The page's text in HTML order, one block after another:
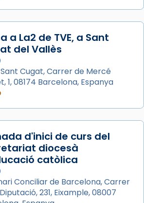
Barcelona, el cardenal Joan
presidit la missa i l’ha
bisbe auxiliar de Barcelona,
de Barcelona
santes Juliana i
verges i màrtirs.
a La2 de TVE, a Sant
del Vallès
Sant Cugat, Carrer de Mercé
1, 08174 Barcelona, Espanya
d'inici de curs del
diocesà
catòlica
Conciliar de Barcelona, Carrer
231, Eixample, 08007